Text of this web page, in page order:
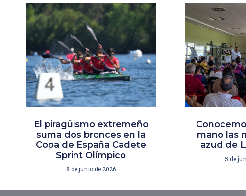
El piragüismo extremeño
suma dos bronces en la
Copa de España Cadete
Sprint Olímpico
8 de junio de 2026
mano las
azud de
5 de